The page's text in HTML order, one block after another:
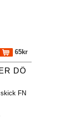
65kr
DÖ
FN